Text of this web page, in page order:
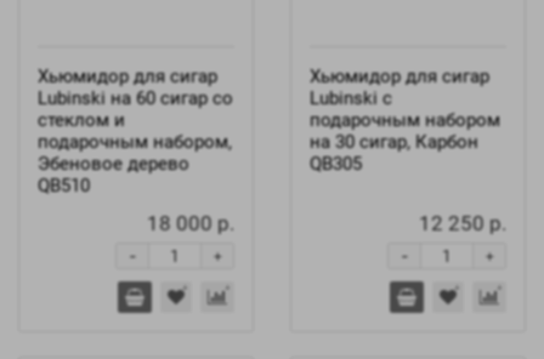
Хьюмидор для сигар
Lubinski на 60 сигар со
стеклом и
подарочным набором,
Эбеновое дерево
QB510
18 000 р.
+
-
Хьюмидор для сигар
Lubinski с
подарочным набором
на 30 сигар, Карбон
QB305
12 250 р.
+
-